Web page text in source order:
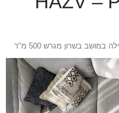
במושב בשרון מגרש 500 מ"ר